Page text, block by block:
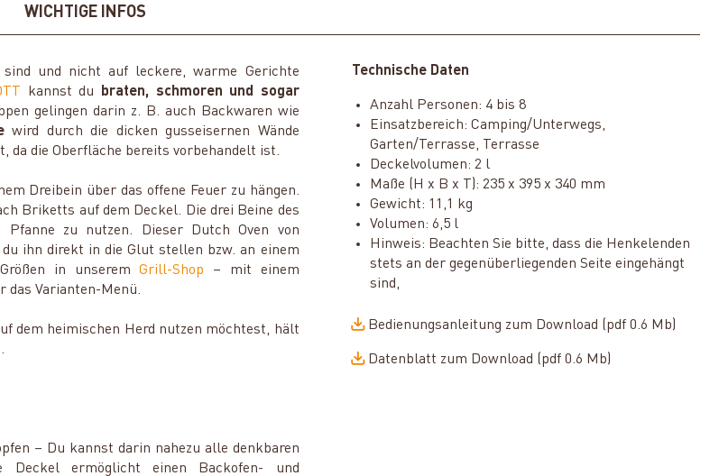
WICHTIGE INFOS
und nicht auf leckere, warme Gerichte
kannst du
braten, schmoren und sogar
gelingen darin z. B. auch Backwaren wie
wird durch die dicken gusseisernen Wände
da die Oberfläche bereits vorbehandelt ist.
Dreibein über das offene Feuer zu hängen.
Briketts auf dem Deckel. Die drei Beine des
zu nutzen. Dieser Dutch Oven von
ihn direkt in die Glut stellen bzw. an einem
in unseremGrill-Shop – mit einem
das Varianten-Menü.
dem heimischen Herd nutzen möchtest, hält
– Du kannst darin nahezu alle denkbaren
ermöglicht einen Backofen- und
Technische Daten
Anzahl Personen: 4 bis 8
Einsatzbereich: Camping/Unterwegs,
Garten/Terrasse, Terrasse
Deckelvolumen: 2 l
Maße (H x B x T): 235 x 395 x 340 mm
Gewicht: 11,1 kg
Volumen: 6,5 l
Hinweis: Beachten Sie bitte, dass die Henkelenden
stets an der gegenüberliegenden Seite eingehängt
sind,
Bedienungsanleitung zum Download (pdf 0.6 Mb)
Datenblatt zum Download (pdf 0.6 Mb)